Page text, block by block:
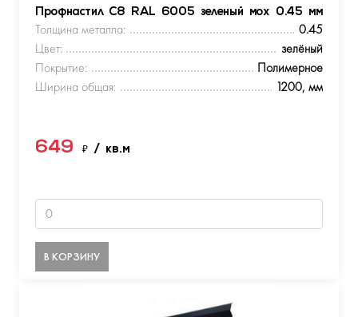
Профнастил С8 RAL 6005 зеленый мох 0.45 мм
Толщина металла:
0.45
Цвет:
зелёный
Покрытие:
Полимерное
Ширина общая:
1200, мм
649 ₽ / кв.м
В КОРЗИНУ